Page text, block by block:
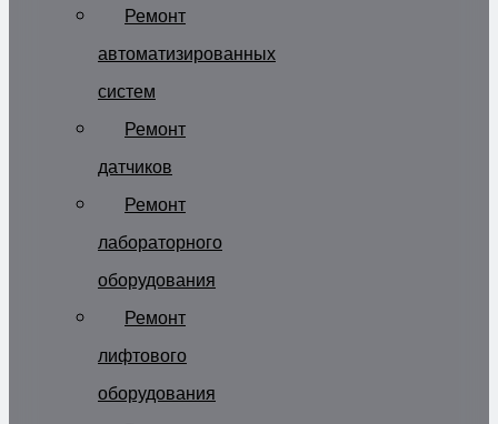
Ремонт
автоматизированных
систем
Ремонт
датчиков
Ремонт
лабораторного
оборудования
Ремонт
лифтового
оборудования